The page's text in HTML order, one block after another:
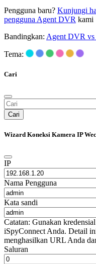
Pengguna baru? Kunjungi
pengguna Agent DVR kami
Bandingkan: Agent DVR
Tema:
Cari
Cari
Wizard Koneksi Kamera IP
IP
Nama Pengguna
Kata sandi
Catatan: Gunakan
iSpyConnect Anda. Detail
menghasilkan URL Anda
Saluran